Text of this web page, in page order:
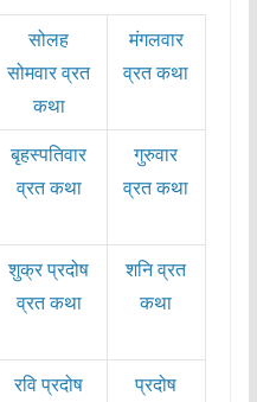
सोलह
सोमवार व्रत
कथा
मंगलवार
व्रत कथा
बृहस्पतिवार
व्रत कथा
गुरुवार
व्रत कथा
शुक्र प्रदोष
व्रत कथा
शनि व्रत
कथा
रवि प्रदोष
प्रदोष